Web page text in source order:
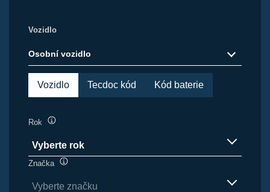
Vozidlo
Osobní vozidlo
Vozidlo Tecdoc kód Kód baterie
Rok
nástroje
Vyberte rok
Položky
k
Značka
nástroje
Vyberte značku